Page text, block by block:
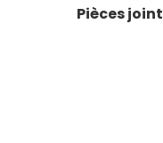
Pièces